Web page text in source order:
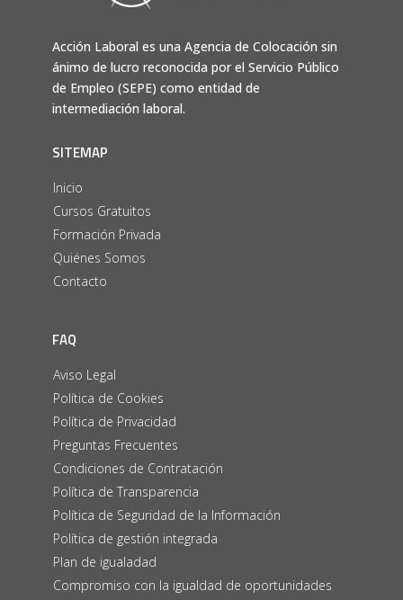
Acción Laboral es una Agencia de Colocación sin
ánimo de lucro reconocida por el Servicio Público
de Empleo (SEPE) como entidad de
intermediación laboral.
SITEMAP
Inicio
Cursos Gratuitos
Formación Privada
Quiénes Somos
Contacto
FAQ
Aviso Legal
Política de Cookies
Política de Privacidad
Preguntas Frecuentes
Condiciones de Contratación
Política de Transparencia
Política de Seguridad de la Información
Política de gestión integrada
Plan de igualadad
Compromiso con la igualdad de oportunidades